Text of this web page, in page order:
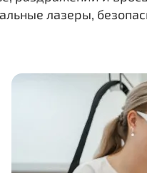
лазеры,